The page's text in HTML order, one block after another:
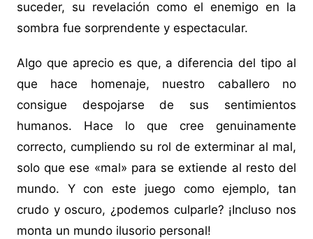
suceder, su revelación como el enemigo en la
sombra fue sorprendente y espectacular.
Algo que aprecio es que, a diferencia del tipo al
que hace homenaje, nuestro caballero no
consigue despojarse de sus sentimientos
humanos. Hace lo que cree genuinamente
correcto, cumpliendo su rol de exterminar al mal,
solo que ese «mal» para se extiende al resto del
mundo. Y con este juego como ejemplo, tan
crudo y oscuro, ¿podemos culparle? ¡Incluso nos
monta un mundo ilusorio personal!